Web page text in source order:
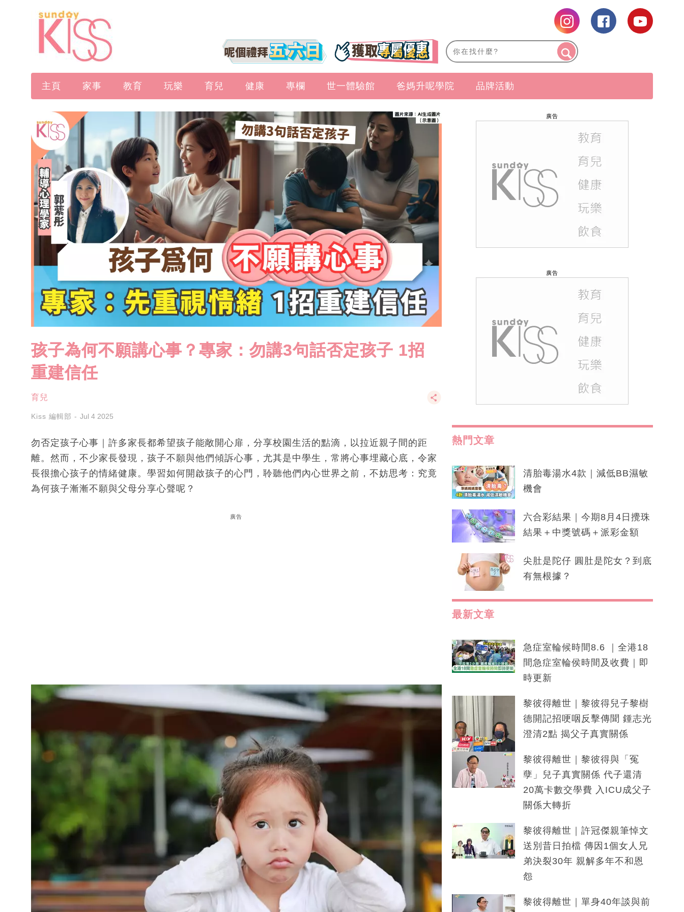
主頁 家事 教育 玩樂 育兒 健康 專欄 世一體驗館 爸媽升呢學院 品牌活動
孩子為何不願講心事？專家：勿講3句話否定孩子 1招
重建信任
育兒
Kiss 編輯部 Jul 4 2025
勿否定孩子心事｜許多家長都希望孩子能敞開心扉，分享校園生活的點滴，以拉近親子間的距
離。然而，不少家長發現，孩子不願與他們傾訴心事，尤其是中學生，常將心事埋藏心底，令家
長很擔心孩子的情緒健康。學習如何開啟孩子的心門，聆聽他們內心世界之前，不妨思考：究竟
為何孩子漸漸不願與父母分享心聲呢？
廣告
廣告
廣告
熱門文章
清胎毒湯水4款｜減低BB濕敏
機會
六合彩結果｜今期8月4日攪珠
結果＋中獎號碼＋派彩金額
尖肚是陀仔 圓肚是陀女？到底
有無根據？
最新文章
急症室輪候時間8.6 ｜全港18
間急症室輪侯時間及收費｜即
時更新
黎彼得離世｜黎彼得兒子黎樹
德開記招哽咽反擊傳聞 鍾志光
澄清2點 揭父子真實關係
黎彼得離世｜黎彼得與「冤
孽」兒子真實關係 代子還清
20萬卡數交學費 入ICU成父子
關係大轉折
黎彼得離世｜許冠傑親筆悼文
送別昔日拍檔 傳因1個女人兄
弟決裂30年 親解多年不和恩
怨
黎彼得離世｜單身40年談與前